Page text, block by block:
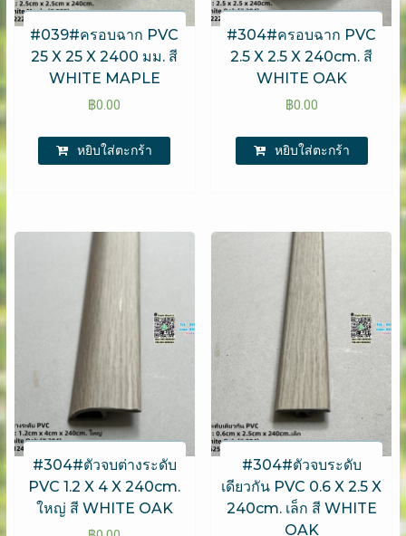
#039#ครอบฉาก PVC
25 X 25 X 2400 มม. สี
WHITE MAPLE
฿0.00
หยิบใส่ตะกร้า
#304#ครอบฉาก PVC
2.5 X 2.5 X 240cm. สี
WHITE OAK
฿0.00
หยิบใส่ตะกร้า
#304#ตัวจบต่างระดับ
PVC 1.2 X 4 X 240cm.
ใหญ่ สี WHITE OAK
#304#ตัวจบระดับ
เดียวกัน PVC 0.6 X 2.5 X
240cm. เล็ก สี WHITE
OAK